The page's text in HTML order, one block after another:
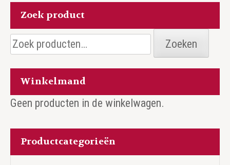
Zoek product
Zoeken
naar:
Zoeken
Winkelmand
Geen producten in de winkelwagen.
Productcategorieën